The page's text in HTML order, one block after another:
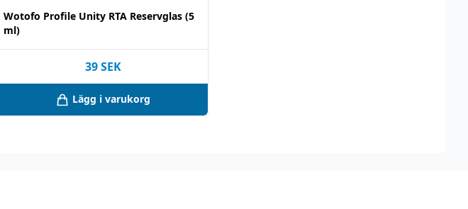
Wotofo Profile Unity RTA Reservglas (5
ml)
39 SEK
Lägg i varukorg